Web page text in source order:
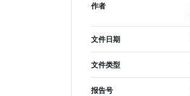
作者
文件日期
文件类型
报告号